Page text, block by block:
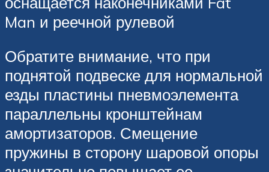
Man и реечной рулевой
Обратите внимание, что при
поднятой подвеске для нормальной
езды пластины пневмоэлемента
параллельны кронштейнам
амортизаторов. Смещение
пружины в сторону шаровой опоры